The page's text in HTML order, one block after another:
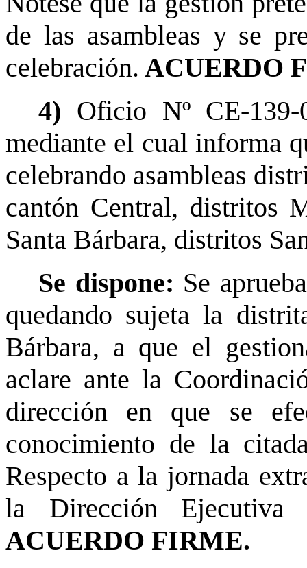
de las asambleas y se
celebración. ACUERDO
4) Oficio Nº CE-
mediante el cual informa
celebrando asambleas
cantón Central, distritos
Santa Bárbara, distritos
Se dispone: Se
quedando sujeta la
Bárbara, a que el
aclare ante la
dirección en que se
conocimiento de la
Respecto a la jornada
la Dirección Ejecutiva
ACUERDO FIRME.